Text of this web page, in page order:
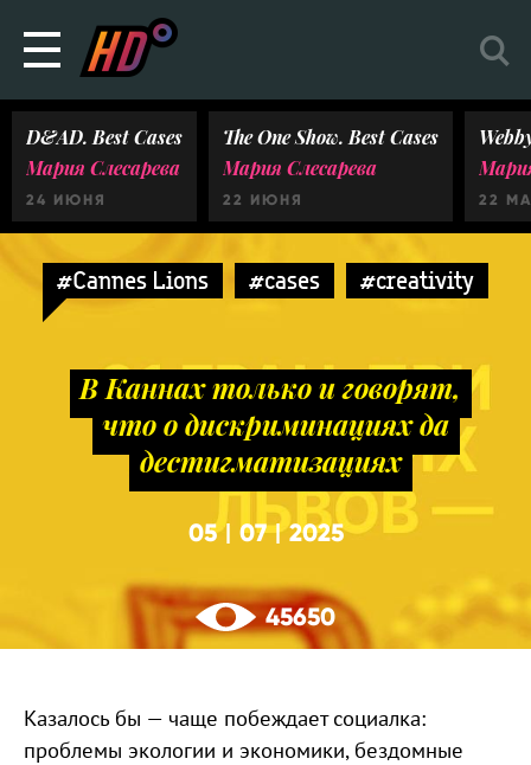
D&AD. Best Cases
Мария Слесарева
24 ИЮНЯ
The One Show. Best Cases
Мария Слесарева
22 ИЮНЯ 22
#Cannes Lions #cases #creativity
В Каннах только и говорят,
что о дискриминациях да
дестигматизациях
05| 07|2025
45650
Казалось бы — чаще побеждает социалка:
проблемы экологии и экономики, бездомные